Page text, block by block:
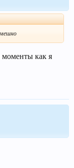
моменты как я